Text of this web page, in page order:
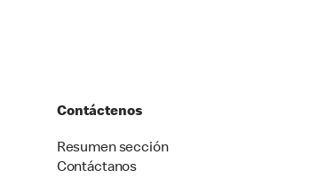
Contáctenos
Resumen sección
Contáctanos